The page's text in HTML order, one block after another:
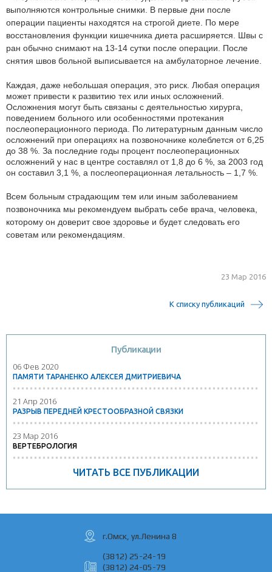
выполняются контрольные снимки. В первые дни после
операции пациенты находятся на строгой диете. По мере
восстановления функции кишечника диета расширяется. Швы с
ран обычно снимают на 13-14 сутки после операции. После
снятия швов больной выписывается на амбулаторное лечение.
Каждая, даже небольшая операция, это риск. Любая операция
может привести к развитию тех или иных осложнений.
Осложнения могут быть связаны с деятельностью хирурга,
поведением больного или особенностями протекания
послеоперационного периода. По литературным данным число
осложнений при операциях на позвоночнике колеблется от 6,25
до 38 %. За последние годы процент послеоперационных
осложнений у нас в центре составлял от 1,8 до 6 %, за 2003 год
он составил 3,1 %, а послеоперационная летальность – 1,7 %.
Всем больным страдающим тем или иным заболеванием
позвоночника мы рекомендуем выбрать себе врача, человека,
которому он доверит свое здоровье и будет следовать его
советам или рекомендациям.
23 Мар 2016
К списку публикаций
Публикации
06 Фев 2020
ПАМЯТИ ТАРАНЕНКО АЛЕКСЕЯ ДМИТРИЕВИЧА
21 Апр 2016
РАЗРЫВ ПЕРЕДНЕЙ КРЕСТООБРАЗНОЙ СВЯЗКИ
23 Мар 2016
ВЕРТЕБРОЛОГИЯ
ЧИТАТЬ ВСЕ ПУБЛИКАЦИИ
г.Омск, ул.Ленина 8
(3812) 25-24-19
(3812) 24-05-79